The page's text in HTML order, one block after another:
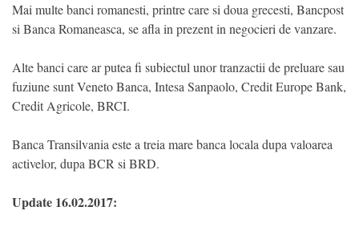
Mai multe banci romanesti, printre care si doua grecesti, Bancpost
si Banca Romaneasca, se afla in prezent in negocieri de vanzare.
Alte banci care ar putea fi subiectul unor tranzactii de preluare sau
fuziune sunt Veneto Banca, Intesa Sanpaolo, Credit Europe Bank,
Credit Agricole, BRCI.
Banca Transilvania este a treia mare banca locala dupa valoarea
activelor, dupa BCR si BRD.
Update 16.02.2017: